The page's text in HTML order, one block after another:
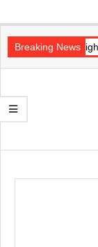
Navigation
Menu
Breaking News
«Ray of Light»